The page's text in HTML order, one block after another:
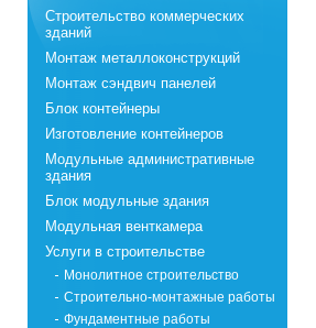
Строительство коммерческих
зданий
Монтаж металлоконструкций
Монтаж сэндвич панелей
Блок контейнеры
Изготовление контейнеров
Модульные административные
здания
Блок модульные здания
Модульная венткамера
Услуги в строительстве
Монолитное строительство
Строительно-монтажные работы
Фундаментные работы